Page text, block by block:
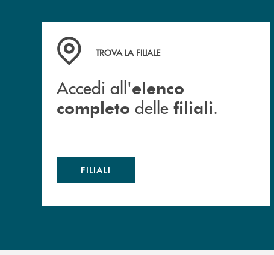
Accedi all' elenco completo delle filiali .
TROVA LA FILIALE
Accedi all'elenco
completo delle filiali.
FILIALI